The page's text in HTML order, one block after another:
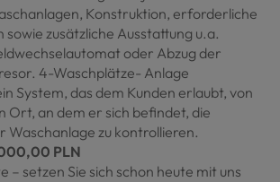
Konstruktion, erforderliche
sowie zusätzliche Ausstattung u.a.
oder Abzug der
4-Waschplätze- Anlage
System, das dem Kunden erlaubt, von
Ort, an dem er sich befindet, die
Waschanlage zu kontrollieren.
PLN
– setzen Sie sich schon heute mit uns